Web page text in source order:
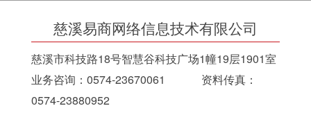
慈溪易商网络信息技术有限公司
慈溪市科技路18号智慧谷科技广场1幢19层1901室
业务咨询：0574-23670061 资料传真：
0574-23880952